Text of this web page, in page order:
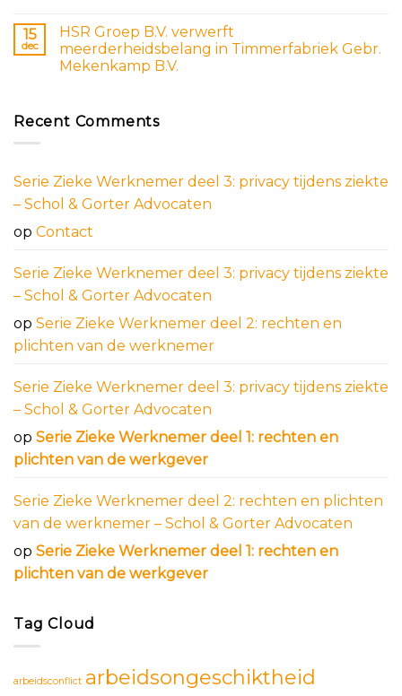
15
dec
HSR Groep B.V. verwerft
meerderheidsbelang in Timmerfabriek Gebr.
Mekenkamp B.V.
Recent Comments
Serie Zieke Werknemer deel 3: privacy tijdens ziekte
– Schol & Gorter Advocaten
op Contact
Serie Zieke Werknemer deel 3: privacy tijdens ziekte
– Schol & Gorter Advocaten
op Serie Zieke Werknemer deel 2: rechten en
plichten van de werknemer
Serie Zieke Werknemer deel 3: privacy tijdens ziekte
– Schol & Gorter Advocaten
op Serie Zieke Werknemer deel 1: rechten en
plichten van de werkgever
Serie Zieke Werknemer deel 2: rechten en plichten
van de werknemer – Schol & Gorter Advocaten
op Serie Zieke Werknemer deel 1: rechten en
plichten van de werkgever
Tag Cloud
arbeidsconflict arbeidsongeschiktheid